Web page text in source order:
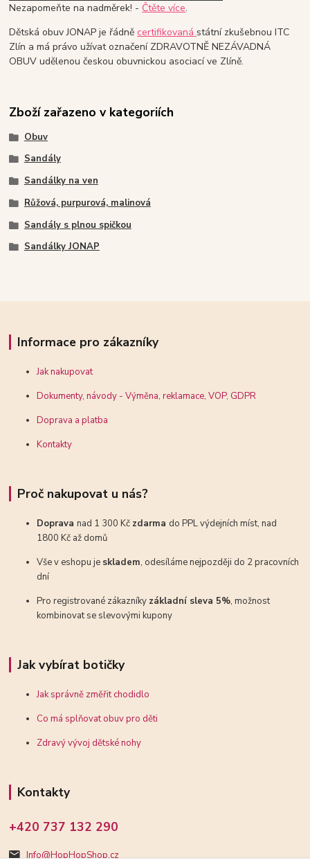
Nezapomeňte na nadměrek! - Čtěte více.
Dětská obuv JONAP je řádněcertifikovaná státní zkušebnou ITC
Zlín a má právo užívat označení ZDRAVOTNĚ NEZÁVADNÁ
OBUV udělenou českou obuvnickou asociací ve Zlíně.
Zboží zařazeno v kategoriích
Obuv
Sandály
Sandálky na ven
Růžová, purpurová, malinová
Sandály s plnou spičkou
Sandálky JONAP
Informace pro zákazníky
Jak nakupovat
Dokumenty, návody - Výměna, reklamace, VOP, GDPR
Doprava a platba
Kontakty
Proč nakupovat u nás?
Dopravanad 1 300 Kč zdarma do PPL výdejních míst, nad
1800 Kč až domů
Vše v eshopu je skladem, odesíláme nejpozději do 2 pracovních
dní
Pro registrované zákazníky základní sleva 5%, možnost
kombinovat se slevovými kupony
Jak vybírat botičky
Jak správně změřit chodidlo
Co má splňovat obuv pro děti
Zdravý vývoj dětské nohy
Kontakty
+420 737 132 290
Info@HopHopShop.cz